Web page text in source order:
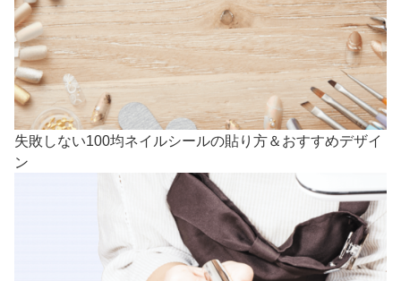
失敗しない100均ネイルシールの貼り方＆おすすめデザイ
ン